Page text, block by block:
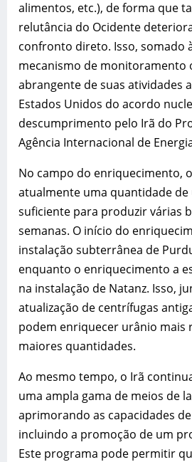
alimentos, etc.), de forma que
relutância do Ocidente
confronto direto. Isso, somado
mecanismo de monitoramento
abrangente de suas atividades
Estados Unidos do acordo
descumprimento pelo Irã do
Agência Internacional de
No campo do enriquecimento,
atualmente uma quantidade
suficiente para produzir várias
semanas. O início do
instalação subterrânea de
enquanto o enriquecimento a
na instalação de Natanz. Isso,
atualização de centrífugas
podem enriquecer urânio mais
maiores quantidades.
Ao mesmo tempo, o Irã
uma ampla gama de meios de
aprimorando as capacidades
incluindo a promoção de um
Este programa pode permitir